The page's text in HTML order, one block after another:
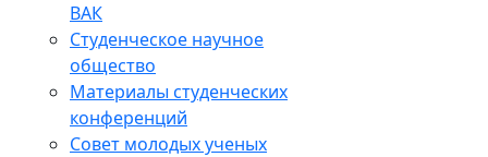
ВАК
Студенческое научное
общество
Материалы студенческих
конференций
Совет молодых ученых